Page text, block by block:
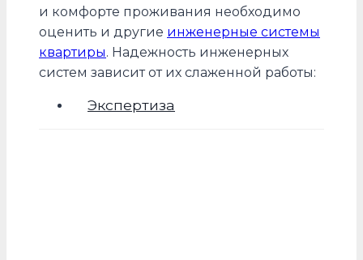
и комфорте проживания необходимо
оценить и другие инженерные системы
квартиры. Надежность инженерных
систем зависит от их слаженной работы:
Экспертиза